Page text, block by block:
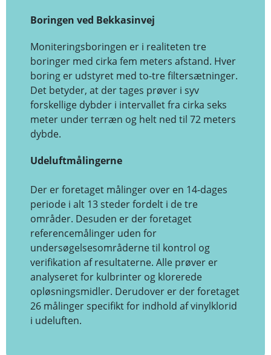
Boringen ved Bekkasinvej
Moniteringsboringen er i realiteten tre
boringer med cirka fem meters afstand. Hver
boring er udstyret med to-tre filtersætninger.
Det betyder, at der tages prøver i syv
forskellige dybder i intervallet fra cirka seks
meter under terræn og helt ned til 72 meters
dybde.
Udeluftmålingerne
Der er foretaget målinger over en 14-dages
periode i alt 13 steder fordelt i de tre
områder. Desuden er der foretaget
referencemålinger uden for
undersøgelsesområderne til kontrol og
verifikation af resultaterne. Alle prøver er
analyseret for kulbrinter og klorerede
opløsningsmidler. Derudover er der foretaget
26 målinger specifikt for indhold af vinylklorid
i udeluften.